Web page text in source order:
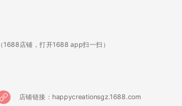
（1688店铺，打开1688 app扫一扫）
店铺链接：happycreationsgz.1688.com